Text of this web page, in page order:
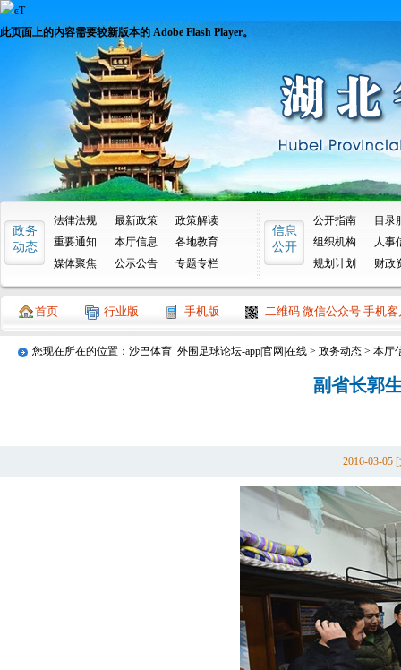
此页面上的内容需要较新版本的 Adobe Flash Player。
政务
动态
法律法规 最新政策
政策解读
重要通知
本厅信息
各地教育
媒体聚焦
公示公告 专题专栏
信息
公开
公开指南
目录
组织机构
人事
规划计划
财政
首页 行业版 手机版 二维码 微信公众号 手机客
您现在所在的位置： 沙巴体育_外围足球论坛-app|官网|在线> 政务动态> 本厅
副省长郭
2016-03-05